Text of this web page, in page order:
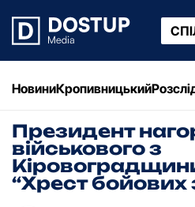
НовиниКропивницький
Президент
військового з
“Хрест бойових